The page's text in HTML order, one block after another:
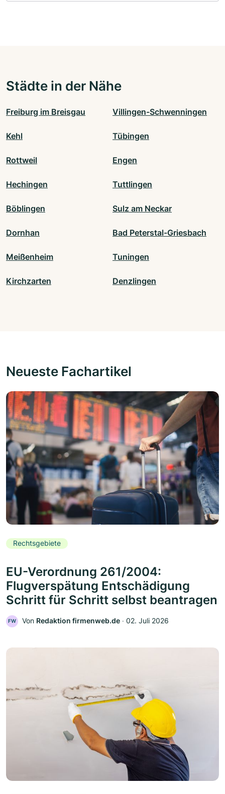
Städte in der Nähe
Freiburg im Breisgau Villingen-Schwenningen
Kehl Tübingen
Rottweil Engen
Hechingen Tuttlingen
Böblingen Sulz am Neckar
Dornhan Bad Peterstal-Griesbach
Meißenheim Tuningen
Kirchzarten Denzlingen
Neueste Fachartikel
Rechtsgebiete
EU-Verordnung 261/2004:
Flugverspätung Entschädigung
Schritt für Schritt selbst beantragen
FW Von Redaktion firmenweb.de ‧ 02. Juli 2026